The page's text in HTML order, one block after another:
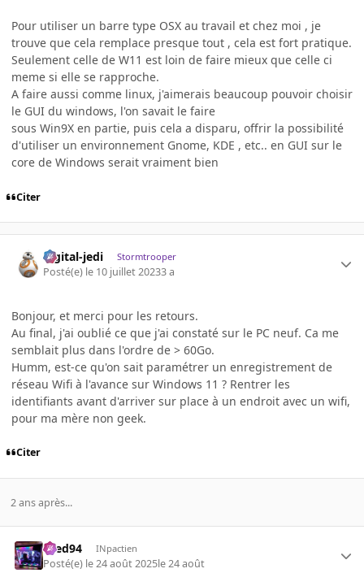
Pour utiliser un barre type OSX au travail et chez moi , je
trouve que cela remplace presque tout , cela est fort pratique.
Seulement celle de W11 est loin de faire mieux que celle ci
meme si elle se rapproche.
A faire aussi comme linux, j'aimerais beaucoup pouvoir choisir
le GUI du windows, l'on savait le faire
sous Win9X en partie, puis cela a disparu, offrir la possibilité
d'utiliser un environnement Gnome, KDE , etc.. en GUI sur le
core de Windows serait vraiment bien
Citer
digital-jedi Stormtrooper
Posté(e) le 10 juillet 20233 a
Bonjour, et merci pour les retours.
Au final, j'ai oublié ce que j'ai constaté sur le PC neuf. Ca me
semblait plus dans l'ordre de > 60Go.
Humm, est-ce qu'on sait paramétrer un enregistrement de
réseau Wifi à l'avance sur Windows 11 ? Rentrer les
identifiants avant d'arriver sur place à un endroit avec un wifi,
pour ma mère non geek.
Citer
2 ans après...
bred94 INpactien
Posté(e) le 24 août 2025le 24 août